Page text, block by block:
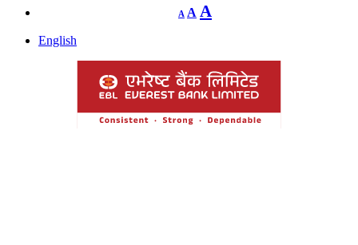
A
Decrease
font
A Reset
font
A
English